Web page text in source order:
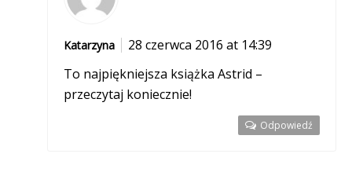
Katarzyna
28 czerwca 2016 at 14:39
To najpiękniejsza książka Astrid –
przeczytaj koniecznie!
Odpowiedź